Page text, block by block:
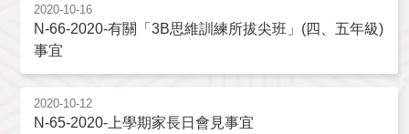
2020-10-16
N-66-2020-有關「3B思維訓練所拔尖班」(四、五年級)
事宜
2020-10-12
N-65-2020-上學期家長日會見事宜